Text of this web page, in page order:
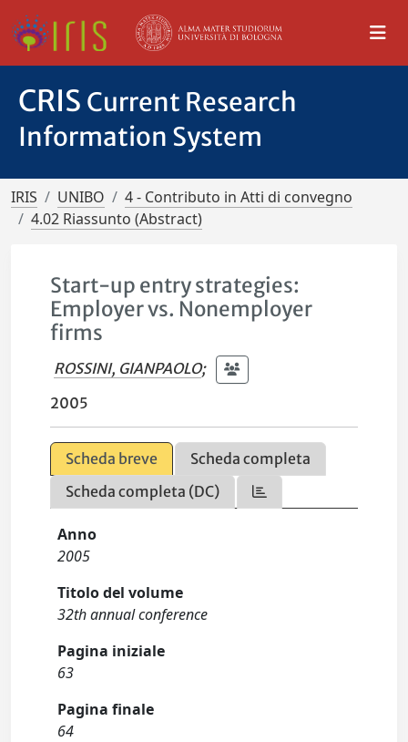
CRIS Current Research
Information System
IRIS UNIBO
4 - Contributo in Atti di convegno
4.02 Riassunto (Abstract)
Start-up entry strategies:
Employer vs. Nonemployer
firms
ROSSINI, GIANPAOLO;
2005
Scheda breve
Scheda completa
Scheda completa (DC)
Anno
2005
Titolo del volume
32th annual conference
Pagina iniziale
63
Pagina finale
64